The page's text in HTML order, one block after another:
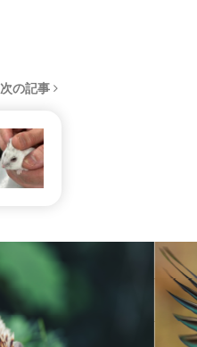
次の記事